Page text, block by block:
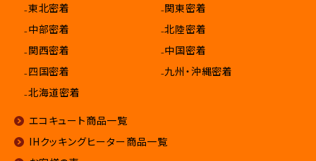
₋東北密着
₋関東密着
₋中部密着
₋北陸密着
₋関西密着
₋中国密着
₋四国密着
₋九州・沖縄密着
₋北海道密着
エコキュート商品一覧
IHクッキングヒーター商品一覧